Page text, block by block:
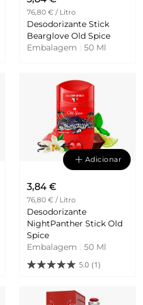
76,80 € / Litro
Desodorizante Stick
Bearglove Old Spice
Embalagem
50 Ml
Adicionar
3,84 €
76,80 € / Litro
Desodorizante
NightPanther Stick Old
Spice
Embalagem
50 Ml
5.0 (1)